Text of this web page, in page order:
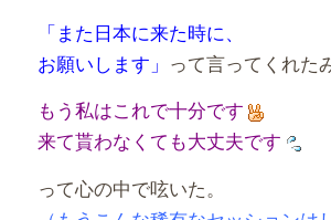
「また日本に来た時に、
お願いします」 って言ってくれた
もう私はこれで十分です
来て貰わなくても大丈夫です
って心の中で呟いた。